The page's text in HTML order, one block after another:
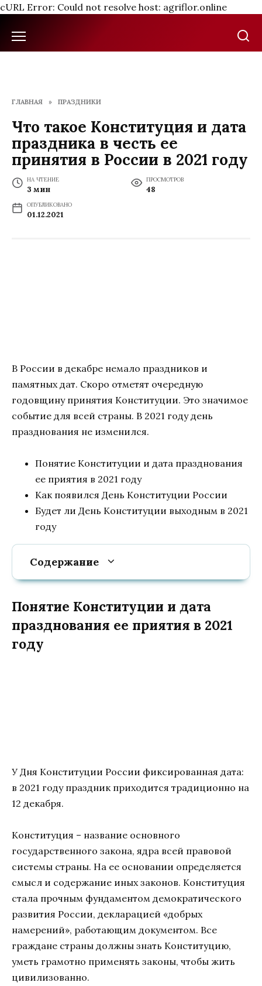
cURL Error: Could not resolve host: agriflor.online
содержанию
ГЛАВНАЯ » ПРАЗДНИКИ
Что такое Конституция и дата
праздника в честь ее
принятия в России в 2021 году
НА ЧТЕНИЕ
3 мин
ПРОСМОТРОВ
48
ОПУБЛИКОВАНО
01.12.2021
В России в декабре немало праздников и
памятных дат. Скоро отметят очередную
годовщину принятия Конституции. Это значимое
событие для всей страны. В 2021 году день
празднования не изменился.
Понятие Конституции и дата празднования
ее приятия в 2021 году
Как появился День Конституции России
Будет ли День Конституции выходным в 2021
году
Содержание
Понятие Конституции и дата
празднования ее приятия в 2021
году
У Дня Конституции России фиксированная дата:
в 2021 году праздник приходится традиционно на
12 декабря.
Конституция – название основного
государственного закона, ядра всей правовой
системы страны. На ее основании определяется
смысл и содержание иных законов. Конституция
стала прочным фундаментом демократического
развития России, декларацией «добрых
намерений», работающим документом. Все
граждане страны должны знать Конституцию,
уметь грамотно применять законы, чтобы жить
цивилизованно.